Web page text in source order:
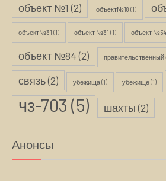
объект №1 (2) объект№18 (1)
объект№31 (1) объект №31 (1) объект №54
объект №84(2) правительственный
связь(2) убежища(1) убежище(1)
чз-703 (5) шахты(2)
Анонсы